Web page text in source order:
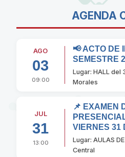
AGENDA
AGO
03
09:00
📢 ACTO DE
SEMESTRE
Lugar: HALL del
Morales
JUL
31
13:00
📌 EXAMEN
VIERNES 31
Lugar: AULAS
Central